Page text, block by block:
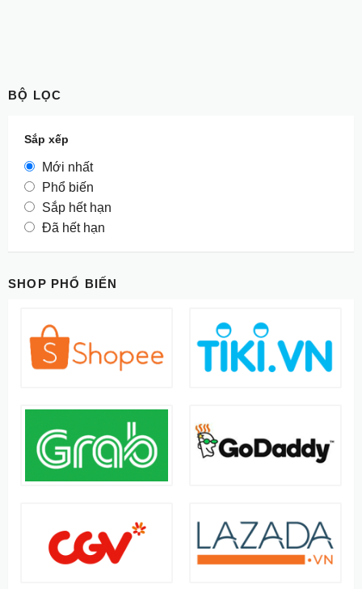
BỘ LỌC
Sắp xếp
Mới nhất
Phổ biến
Sắp hết hạn
Đã hết hạn
SHOP PHỔ BIẾN